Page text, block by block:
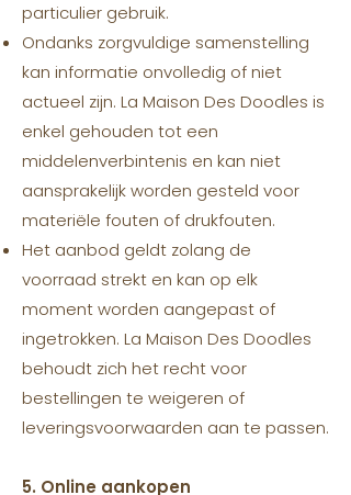
particulier gebruik.
Ondanks zorgvuldige samenstelling
kan informatie onvolledig of niet
actueel zijn. La Maison Des Doodles is
enkel gehouden tot een
middelenverbintenis en kan niet
aansprakelijk worden gesteld voor
materiële fouten of drukfouten.
Het aanbod geldt zolang de
voorraad strekt en kan op elk
moment worden aangepast of
ingetrokken. La Maison Des Doodles
behoudt zich het recht voor
bestellingen te weigeren of
leveringsvoorwaarden aan te passen.
5. Online aankopen